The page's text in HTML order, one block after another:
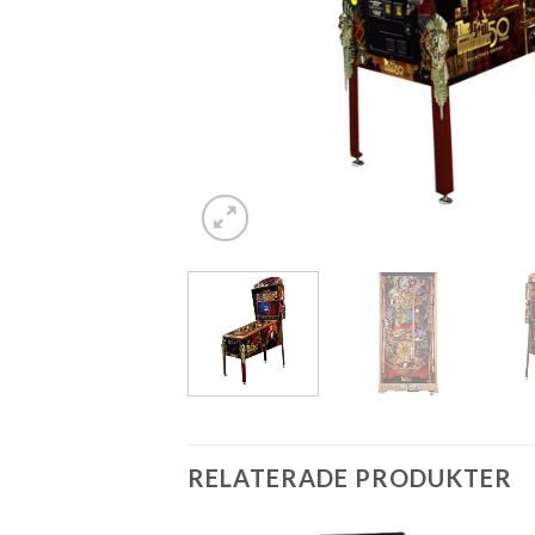
RELATERADE PRODUKTER